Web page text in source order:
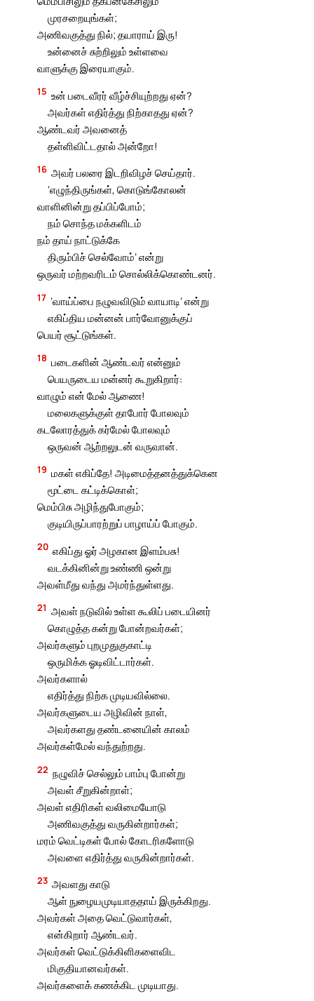
முரசறையுங்கள்;
அணிவகுத்து நில்; தயாராய் இரு!
உன்னைச் சுற்றிலும் உள்ளவை
வாளுக்கு இரையாகும்.
15 உன் படைவீரர் வீழ்ச்சியுற்றது ஏன்?
அவர்கள் எதிர்த்து நிற்காதது ஏன்?
ஆண்டவர் அவனைத்
தள்ளிவிட்டதால் அன்றோ!
16 அவர் பலரை இடறிவிழச் செய்தார்.
‘எழுந்திருங்கள், கொடுங்கோலன்
வாளினின்று தப்பிப்போம்;
நம் சொந்த மக்களிடம்
நம் தாய் நாட்டுக்கே
திரும்பிச் செல்வோம்’ என்று
ஒருவர் மற்றவரிடம் சொல்லிக்கொண்டனர்.
17 ‘வாய்ப்பை நழுவவிடும் வாயாடி’ என்று
எகிப்திய மன்னன் பார்வோனுக்குப்
பெயர் சூட்டுங்கள்.
18 படைகளின் ஆண்டவர் என்னும்
பெயருடைய மன்னர் கூறுகிறார்:
வாழும் என் மேல் ஆணை!
மலைகளுக்குள் தாபோர் போலவும்
கடலோரத்துக் கர்மேல் போலவும்
ஒருவன் ஆற்றலுடன் வருவான்.
19 மகள் எகிப்தே! அடிமைத்தனத்துக்கென
மூட்டை கட்டிக்கொள்;
மெம்பிசு அழிந்துபோகும்;
குடியிருப்பாரற்றுப் பாழாய்ப் போகும்.
20 எகிப்து ஓர் அழகான இளம்பசு!
வடக்கினின்று உண்ணி ஒன்று
அவள்மீது வந்து அமர்ந்துள்ளது.
21 அவள் நடுவில் உள்ள கூலிப் படையினர்
கொழுத்த கன்று போன்றவர்கள்;
அவர்களும் புறமுதுகுகாட்டி
ஒருமிக்க ஓடிவிட்டார்கள்.
அவர்களால்
எதிர்த்து நிற்க முடியவில்லை.
அவர்களுடைய அழிவின் நாள்,
அவர்களது தண்டனையின் காலம்
அவர்கள்மேல் வந்துற்றது.
22 நழுவிச் செல்லும் பாம்பு போன்று
அவள் சீறுகின்றாள்;
அவள் எதிரிகள் வலிமையோடு
அணிவகுத்து வருகின்றார்கள்;
மரம் வெட்டிகள் போல் கோடரிகளோடு
அவளை எதிர்த்து வருகின்றார்கள்.
23 அவளது காடு
ஆள் நுழையமுடியாததாய் இருக்கிறது.
அவர்கள் அதை வெட்டுவார்கள்,
என்கிறார் ஆண்டவர்.
அவர்கள் வெட்டுக்கிளிகளைவிட
மிகுதியானவர்கள்.
அவர்களைக் கணக்கிட முடியாது.